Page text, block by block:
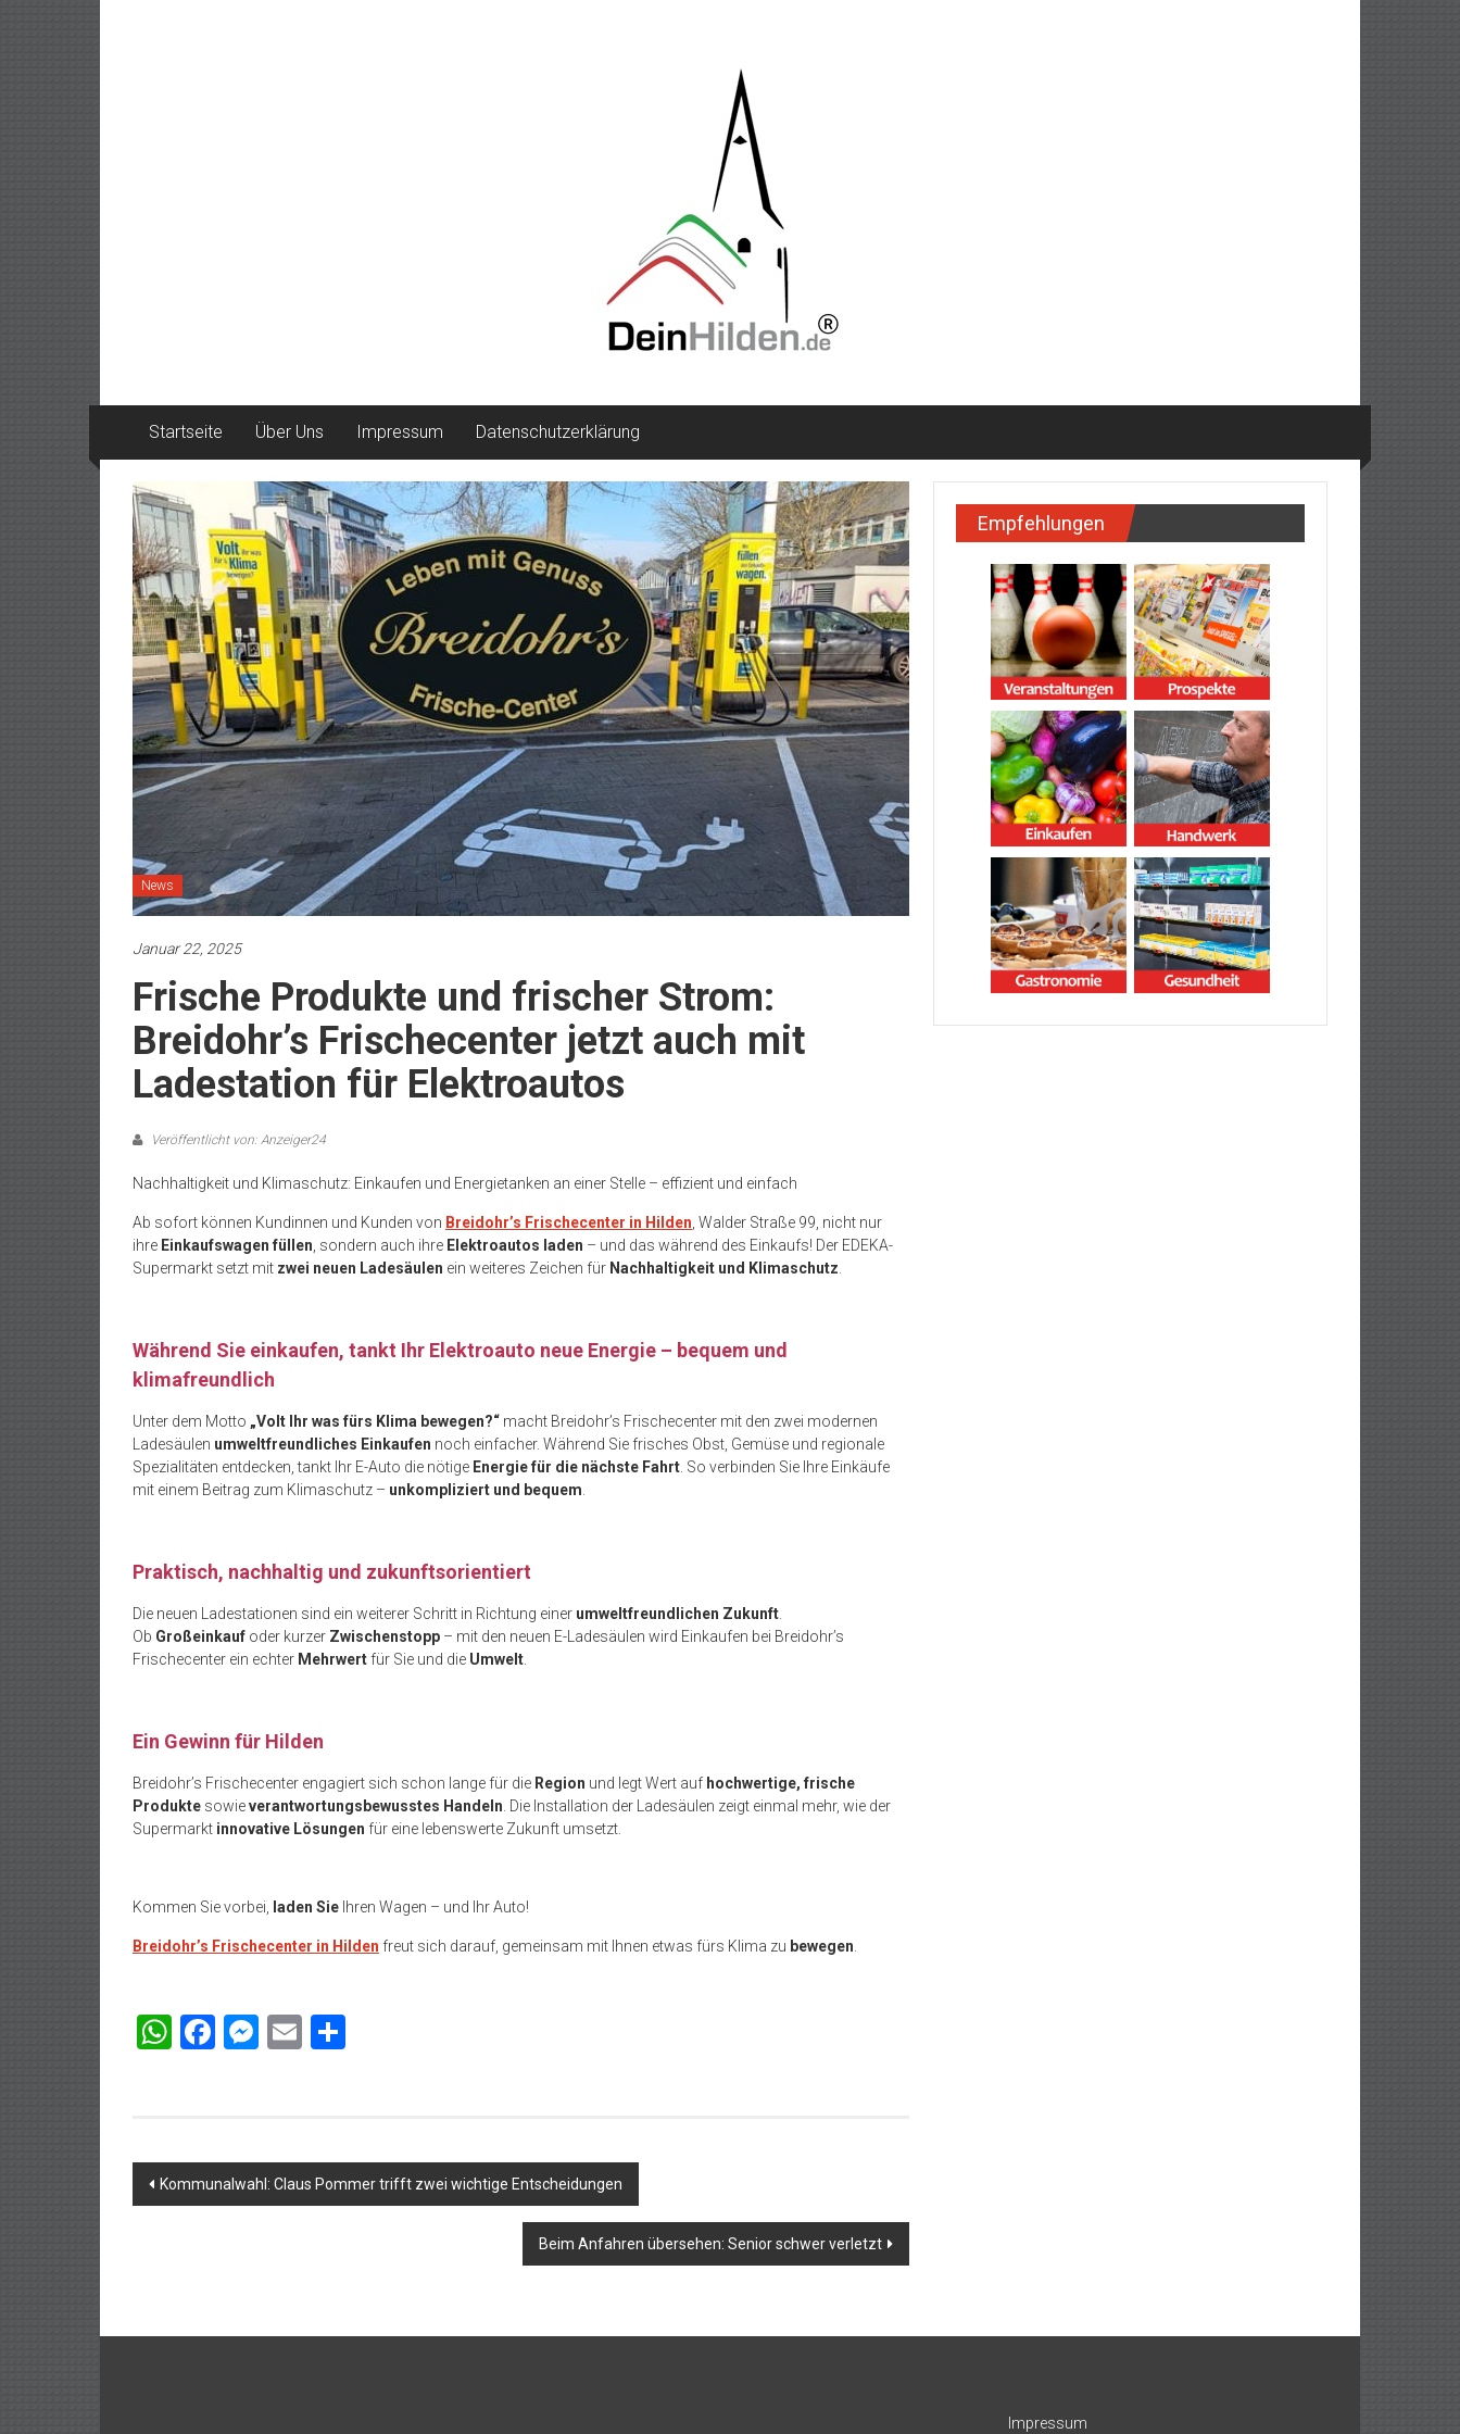
Startseite Über Uns Impressum Datenschutzerklärung
News
Januar 22, 2025
Frische Produkte und frischer Strom:
Breidohr’s Frischecenter jetzt auch mit
Ladestation für Elektroautos
Veröffentlicht von: Anzeiger24
Nachhaltigkeit und Klimaschutz: Einkaufen und Energietanken an einer Stelle – effizient und einfach
Ab sofort können Kundinnen und Kunden von Breidohr’s Frischecenter in Hilden , Walder Straße 99, nicht nur
ihre Einkaufswagen füllen , sondern auch ihre Elektroautos laden – und das während des Einkaufs! Der EDEKA-
Supermarkt setzt mit zwei neuen Ladesäulen ein weiteres Zeichen für Nachhaltigkeit und Klimaschutz
Während Sie einkaufen, tankt Ihr Elektroauto neue Energie – bequem und
klimafreundlich
Unter dem Motto „Volt Ihr was fürs Klima bewegen?“ macht Breidohr’s Frischecenter mit den zwei modernen
Ladesäulen umweltfreundliches Einkaufen noch einfacher. Während Sie frisches Obst, Gemüse und regionale
Spezialitäten entdecken, tankt Ihr E-Auto die nötige Energie für die nächste Fahrt . So verbinden Sie Ihre Einkäufe
mit einem Beitrag zum Klimaschutz – unkompliziert und bequem
Praktisch, nachhaltig und zukunftsorientiert
Die neuen Ladestationen sind ein weiterer Schritt in Richtung einer umweltfreundlichen Zukunft
Ob Großeinkauf oder kurzer Zwischenstopp – mit den neuen E-Ladesäulen wird Einkaufen bei Breidohr’s
Frischecenter ein echter Mehrwert für Sie und die Umwelt
Ein Gewinn für Hilden
Breidohr’s Frischecenter engagiert sich schon lange für die Region und legt Wert auf hochwertige, frische
Produkte sowieverantwortungsbewusstes Handeln . Die Installation der Ladesäulen zeigt einmal mehr, wie der
Supermarkt innovative Lösungen für eine lebenswerte Zukunft umsetzt.
Kommen Sie vorbei, laden Sie Ihren Wagen – und Ihr Auto!
Breidohr’s Frischecenter in Hilden freut sich darauf, gemeinsam mit Ihnen etwas fürs Klima zu bewegen
WhatsApp
Facebook
Messenger
Email
Beitragsnavigation
Kommunalwahl: Claus Pommer trifft zwei wichtige Entscheidungen
Beim Anfahren übersehen: Senior schwer verletzt
Empfehlungen
Impressum